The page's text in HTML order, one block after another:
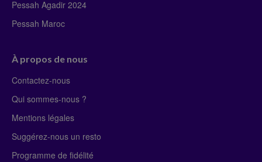
Pessah Agadir 2024
Pessah Maroc
À propos de nous
Contactez-nous
Qui sommes-nous ?
Mentions légales
Suggérez-nous un resto
Programme de fidélité